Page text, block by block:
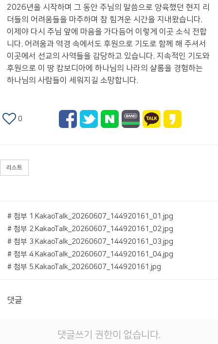
2026년을 시작하며 그 동안 주님의 말씀으로 양육했던 현지 리
더들의 어려움들을 마주하며 참 힘겨운 시간을 지내왔습니다.
이제야 다시 주님 앞에 마음을 가다듬어 이렇게 이곳 소식 전합
니다. 어려움과 역경 속에서도 후원으로 기도로 함께 해 주셔서
이곳에서 선교의 사역들을 감당하고 있습니다. 지속적인 기도와
후원으로 이 땅 캄보디아에 하나님의 나라의 샬롬을 경험하는
하나님의 사람들이 세워지길 소망합니다.
0
리스트
# 첨부 1.KakaoTalk_20260607_144920161_01.jpg
# 첨부 2.KakaoTalk_20260607_144920161_02.jpg
# 첨부 3.KakaoTalk_20260607_144920161_03.jpg
# 첨부 4.KakaoTalk_20260607_144920161_04.jpg
# 첨부 5.KakaoTalk_20260607_144920161.jpg
댓글
댓글쓰기 권한이 없습니다.